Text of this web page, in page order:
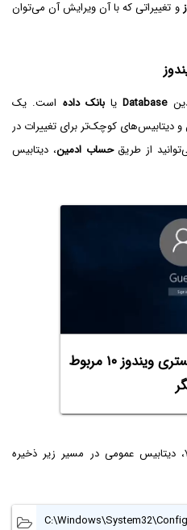
و تغییراتی که با آن ویرایش آن می‌توان
Databaseیابانک داده است. یک
و دیتابیس‌های کوچک‌تر برای تغییرات در
از طریقحساب ادمین، دیتابیس
آموزش ویرایش رجیستری ویندوز ۱۰ مربوط
و ویندوز ۷، دیتابیس عمومی در مسیر زیر ذخیره